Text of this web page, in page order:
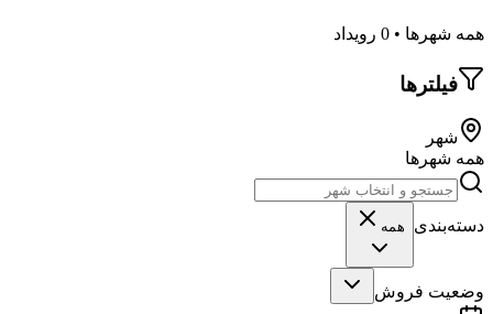
همه شهرها • 0 رویداد
فیلترها
شهر
همه شهرها
دسته‌بندی همه
وضعیت فروش